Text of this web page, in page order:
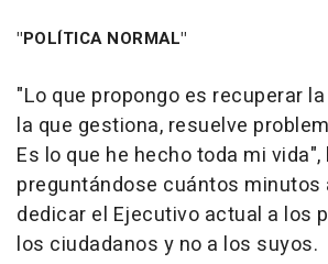
"POLÍTICA NORMAL"
"Lo que propongo es recuperar
la que gestiona, resuelve
Es lo que he hecho toda mi
preguntándose cuántos minutos
dedicar el Ejecutivo actual a los
los ciudadanos y no a los suyos.